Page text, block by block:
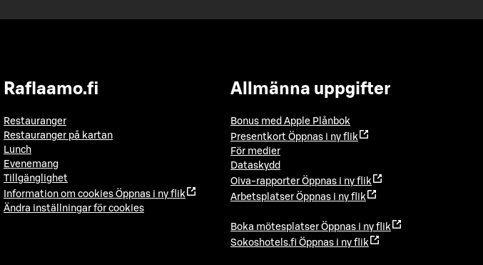
Raflaamo.fi
Restauranger
Restauranger på kartan
Lunch
Evenemang
Tillgänglighet
Information om cookies Öppnas i ny flik
Ändra inställningar för cookies
Allmänna uppgifter
Bonus med Apple Plånbok
Presentkort Öppnas i ny flik
För medier
Dataskydd
Oiva-rapporter Öppnas i ny flik
Arbetsplatser Öppnas i ny flik
Boka mötesplatser Öppnas i ny flik
Sokoshotels.fi Öppnas i ny flik